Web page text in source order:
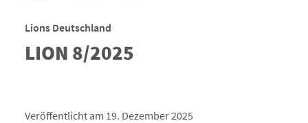
Lions Deutschland
LION 8/2025
Veröffentlicht am 19. Dezember 2025